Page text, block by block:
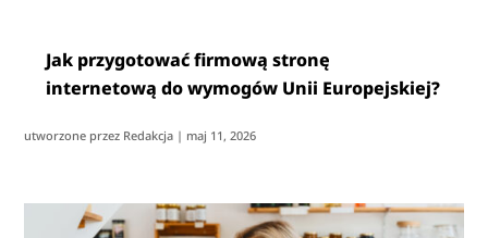
Jak przygotować firmową stronę
internetową do wymogów Unii Europejskiej?
utworzone przez Redakcja | maj 11, 2026